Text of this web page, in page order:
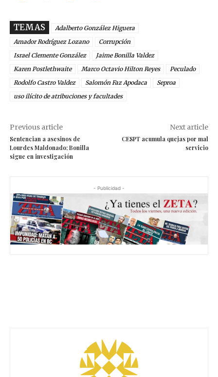
TEMAS
Adalberto González Higuera
Amador Rodríguez Lozano
Corrupción
Israel Clemente González
Jaime Bonilla Valdez
Karen Postlethwaite
Marco Octavio Hilton Reyes
Peculado
Rodolfo Castro Valdez
Salomón Faz Apodaca
Seproa
uso ilícito de atribuciones y facultades
Previous article
Sentencian a asesinos de
Lourdes Maldonado; Bonilla
sigue en investigación
Next article
CESPT acumula quejas por mal
servicio
- Publicidad -